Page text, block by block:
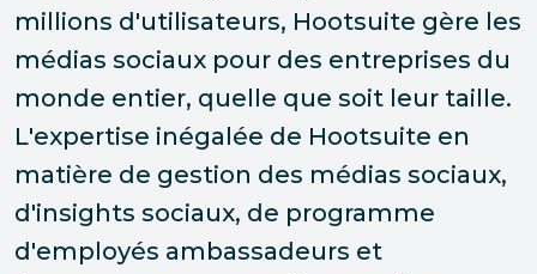
millions d'utilisateurs, Hootsuite gère les
médias sociaux pour des entreprises du
monde entier, quelle que soit leur taille.
L'expertise inégalée de Hootsuite en
matière de gestion des médias sociaux,
d'insights sociaux, de programme
d'employés ambassadeurs et